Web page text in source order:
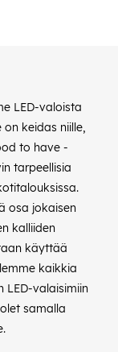
LED-valoista
keidas niille,
to have -
tarpeellisia
osa jokaisen
kalliiden
käyttää
kaikkia
valaisimiin
samalla